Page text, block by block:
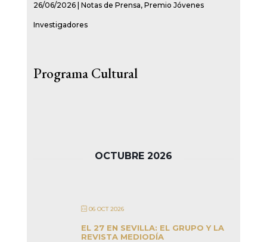
26/06/2026| Notas de Prensa, Premio Jóvenes
Investigadores
Programa Cultural
OCTUBRE 2026
06 OCT 2026
EL 27 EN SEVILLA: EL GRUPO Y LA
REVISTA MEDIODÍA